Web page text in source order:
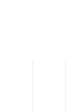
прошлого
Data ranges from -6.6